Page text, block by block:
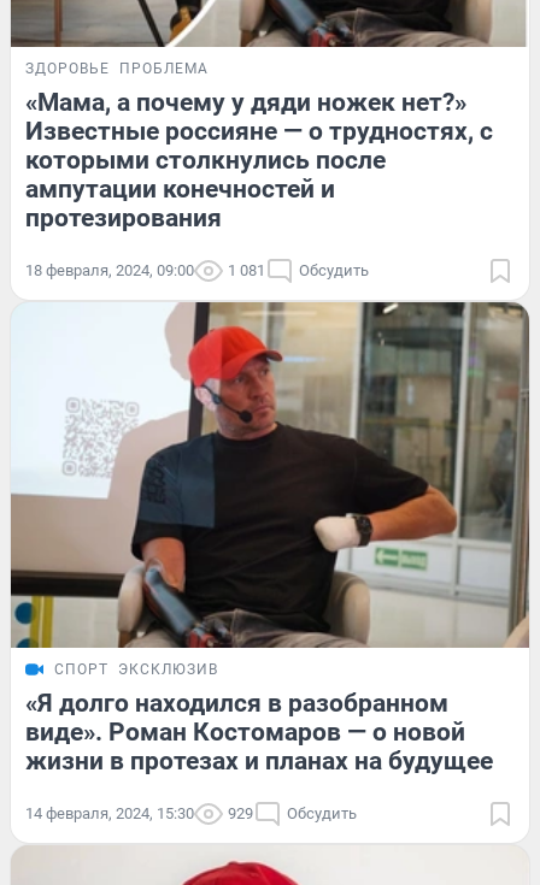
ЗДОРОВЬЕ ПРОБЛЕМА
«Мама, а почему у дяди ножек нет?»
Известные россияне — о трудностях, с
которыми столкнулись после
ампутации конечностей и
протезирования
18 февраля, 2024, 09:00 1 081 Обсудить
СПОРТ ЭКСКЛЮЗИВ
«Я долго находился в разобранном
виде». Роман Костомаров — о новой
жизни в протезах и планах на будущее
14 февраля, 2024, 15:30 929 Обсудить